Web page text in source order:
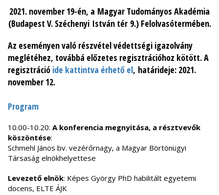
2021. november 19-én, a Magyar Tudományos Akadémia
(Budapest V. Széchenyi István tér 9.) Felolvasótermében.
Az eseményen való részvétel védettségi igazolvány
meglétéhez, továbbá előzetes regisztrációhoz kötött. A
regisztráció ide kattintva érhető el, határideje: 2021.
november 12.
Program
10.00-10.20: A konferencia megnyitása, a résztvevők
köszöntése:
Schmehl János bv. vezérőrnagy, a Magyar Börtönügyi
Társaság elnökhelyettese
Levezető elnök: Képes György PhD habilitált egyetemi
docens, ELTE ÁJK